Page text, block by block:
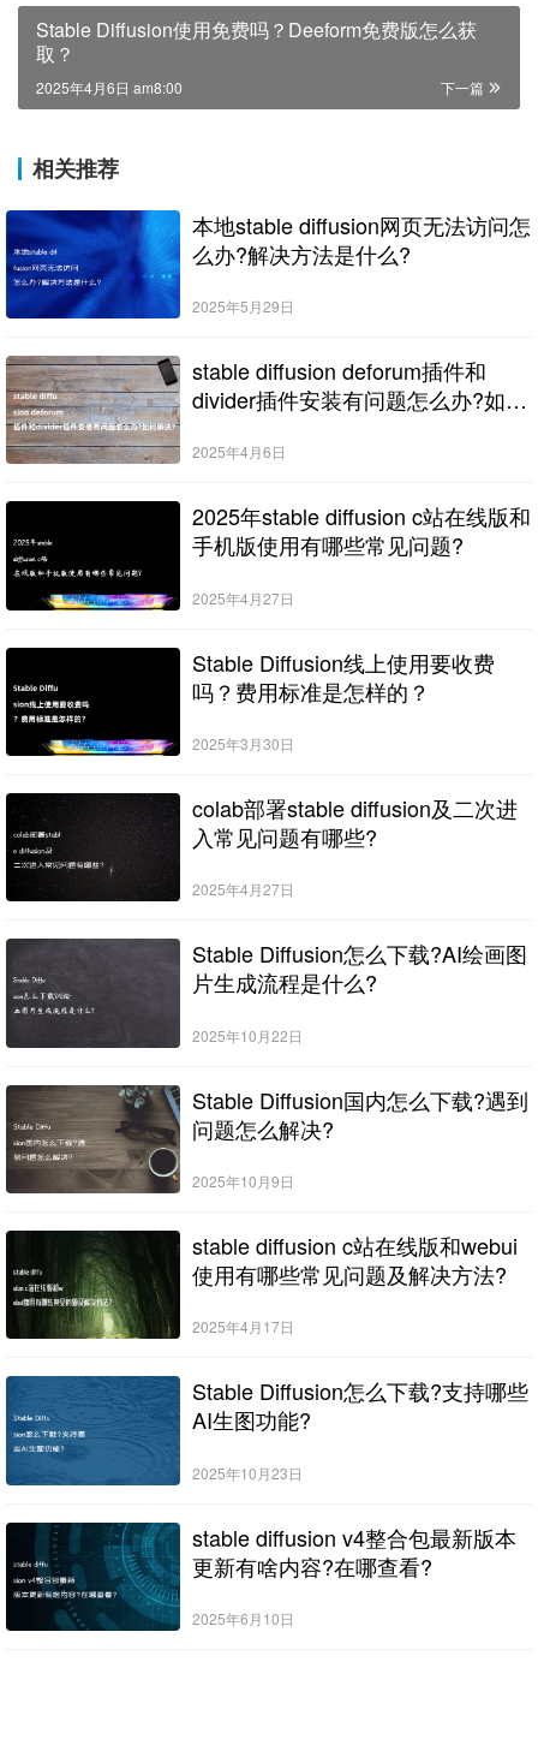
Stable Diffusion使用免费吗？Deeform免费版怎么获
取？
下一篇
2025年4月6日 am8:00
相关推荐
本地stable diffusion网页无法访问怎
么办?解决方法是什么?
2025年5月29日
stable diffusion deforum插件和
divider插件安装有问题怎么办?如何
2025年4月6日
2025年stable diffusion c站在线版和
手机版使用有哪些常见问题?
2025年4月27日
Stable Diffusion线上使用要收费
吗？费用标准是怎样的？
2025年3月30日
colab部署stable diffusion及二次进
入常见问题有哪些?
2025年4月27日
Stable Diffusion怎么下载?AI绘画图
片生成流程是什么?
2025年10月22日
Stable Diffusion国内怎么下载?遇到
问题怎么解决?
2025年10月9日
stable diffusion c站在线版和webui
使用有哪些常见问题及解决方法?
2025年4月17日
Stable Diffusion怎么下载?支持哪些
AI生图功能?
2025年10月23日
stable diffusion v4整合包最新版本
更新有啥内容?在哪查看?
2025年6月10日